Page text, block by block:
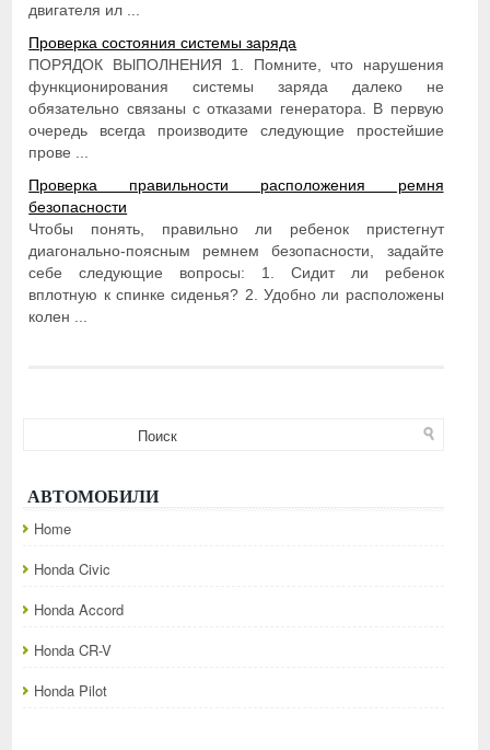
двигателя ил ...
Проверка состояния системы заряда
ПОРЯДОК ВЫПОЛНЕНИЯ 1. Помните, что нарушения
функционирования системы заряда далеко не
обязательно связаны с отказами генератора. В первую
очередь всегда производите следующие простейшие
прове ...
Проверка правильности расположения ремня
безопасности
Чтобы понять, правильно ли ребенок пристегнут
диагонально-поясным ремнем безопасности, задайте
себе следующие вопросы: 1. Сидит ли ребенок
вплотную к спинке сиденья? 2. Удобно ли расположены
колен ...
АВТОМОБИЛИ
Home
Honda Civic
Honda Accord
Honda CR-V
Honda Pilot